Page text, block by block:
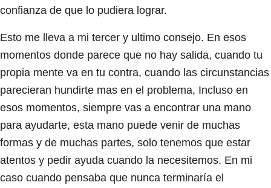
confianza de que lo pudiera lograr.
Esto me lleva a mi tercer y ultimo consejo. En esos
momentos donde parece que no hay salida, cuando tu
propia mente va en tu contra, cuando las circunstancias
parecieran hundirte mas en el problema, Incluso en
esos momentos, siempre vas a encontrar una mano
para ayudarte, esta mano puede venir de muchas
formas y de muchas partes, solo tenemos que estar
atentos y pedir ayuda cuando la necesitemos. En mi
caso cuando pensaba que nunca terminaría el